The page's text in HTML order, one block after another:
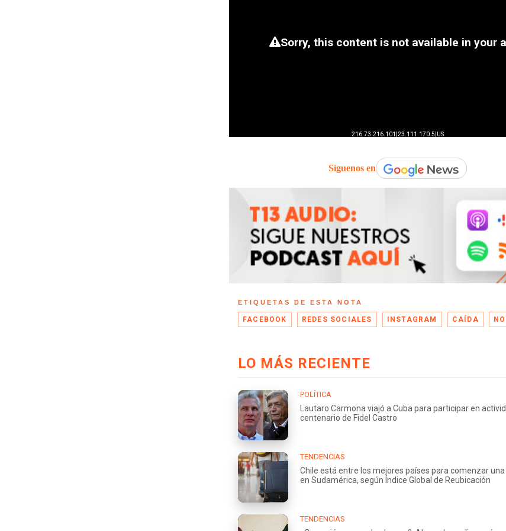
Síguenos en
ETIQUETAS DE ESTA NOTA
FACEBOOK REDES SOCIALES INSTAGRAM CAÍDA
LO MÁS RECIENTE
POLÍTICA
Lautaro Carmona viajó a Cuba para participar en
centenario de Fidel Castro
TENDENCIAS
Chile está entre los mejores países para comenzar
en Sudamérica, según Índice Global de Reubicación
TENDENCIAS